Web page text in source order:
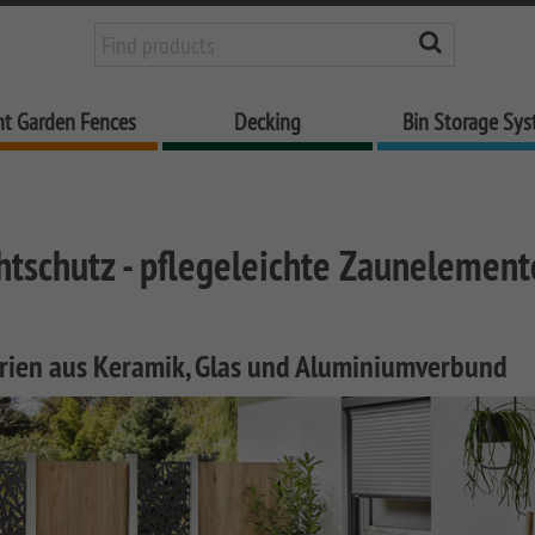
Garden Fences Decking Bin Storage
- pflegeleichte
aus Keramik, Glas und Aluminiumverbund